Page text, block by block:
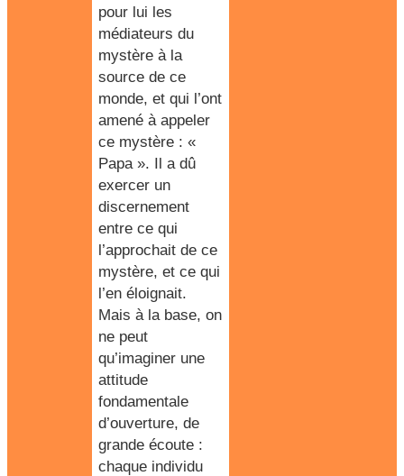
pour lui les
médiateurs du
mystère à la
source de ce
monde, et qui l’ont
amené à appeler
ce mystère : «
Papa ». Il a dû
exercer un
discernement
entre ce qui
l’approchait de ce
mystère, et ce qui
l’en éloignait.
Mais à la base, on
ne peut
qu’imaginer une
attitude
fondamentale
d’ouverture, de
grande écoute :
chaque individu